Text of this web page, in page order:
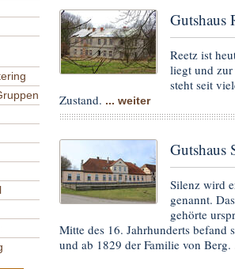
Gutshaus
Reetz ist
liegt und zur
steht seit
Zustand. ... weiter
Gutshaus
Silenz wird
genannt.
gehörte
Mitte des 16. Jahrhunderts befand
und ab 1829 der Familie von Berg.